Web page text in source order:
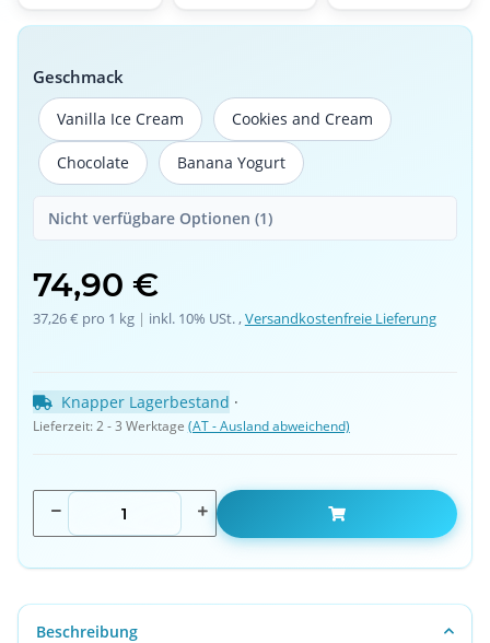
Geschmack
Vanilla Ice CreamVanilla Ice CreamCookies and Cream
Cookies and Cream
ChocolateChocolate Banana Yogurt
Banana Yogurt
Nicht verfügbare Optionen (1)
74,90 €
37,26 € pro 1 kg | inkl. 10% USt. ,Versandkostenfreie Lieferung
Knapper Lagerbestand ·
Lieferzeit:2 - 3 Werktage (AT - Ausland abweichend)
Beschreibung